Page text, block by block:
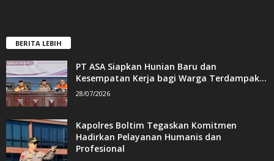
BERITA LEBIH
PT ASA Siapkan Hunian Baru dan
Kesempatan Kerja bagi Warga Terdampak...
28/07/2026
Kapolres Boltim Tegaskan Komitmen
Hadirkan Pelayanan Humanis dan
Profesional